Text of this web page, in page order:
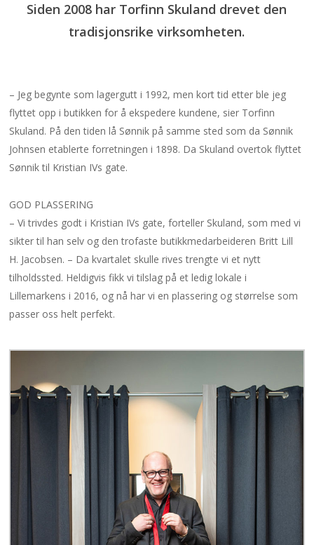
Siden 2008 har Torfinn Skuland drevet den
tradisjonsrike virksomheten.
– Jeg begynte som lagergutt i 1992, men kort tid etter ble jeg
flyttet opp i butikken for å ekspedere kundene, sier Torfinn
Skuland. På den tiden lå Sønnik på samme sted som da Sønnik
Johnsen etablerte forretningen i 1898. Da Skuland overtok flyttet
Sønnik til Kristian IVs gate.
GOD PLASSERING
– Vi trivdes godt i Kristian IVs gate, forteller Skuland, som med vi
sikter til han selv og den trofaste butikkmedarbeideren Britt Lill
H. Jacobsen. – Da kvartalet skulle rives trengte vi et nytt
tilholdssted. Heldigvis fikk vi tilslag på et ledig lokale i
Lillemarkens i 2016, og nå har vi en plassering og størrelse som
passer oss helt perfekt.